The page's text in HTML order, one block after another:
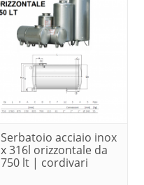
Serbatoio acciaio inox
x 316l orizzontale da
750 lt | cordivari